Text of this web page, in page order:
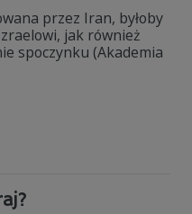
przez Iran, byłoby
jak również
spoczynku (Akademia